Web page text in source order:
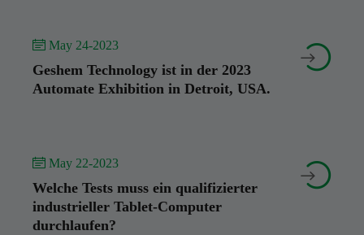
 May 24-2023
Geshem Technology ist in der 2023
Automate Exhibition in Detroit, USA.


 May 22-2023
Welche Tests muss ein qualifizierter
industrieller Tablet-Computer
durchlaufen?

